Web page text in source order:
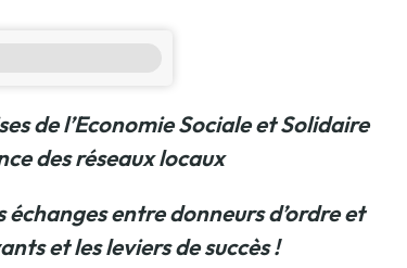
personnalisés
pratiques
opérationnelles, dédiées au développement commercial
de l’Economie Sociale et Solidaire
des réseaux locaux
entre donneurs d’ordre et
et les leviers de succès !